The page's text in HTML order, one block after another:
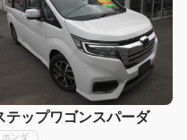
テップワゴンスパーダ
ホンダ